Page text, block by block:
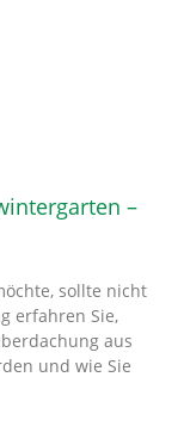
–
sollte nicht
erfahren Sie,
aus
und wie Sie